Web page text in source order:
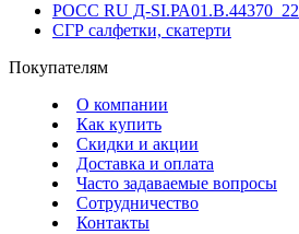
РОСС RU Д-SI.РА01.В.44370_22
СГР салфетки, скатерти
Покупателям
О компании
Как купить
Скидки и акции
Доставка и оплата
Часто задаваемые вопросы
Сотрудничество
Контакты